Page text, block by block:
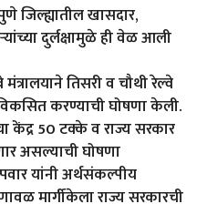
जिल्ह्यातील खासदार,
दुर्लक्षामुळे ही वेळ आली
तिसरी व चौथी रेल्वे
करण्याची घोषणा केली.
केंद्र 50 टक्के व राज्य सरकार
असल्याची घोषणा
यांनी अर्थसंकल्पीय
मार्गीकेला राज्य सरकारची